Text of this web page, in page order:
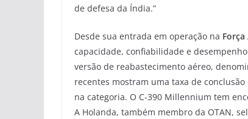
de defesa da Índia.”
Desde sua entrada em operação na Força
capacidade, confiabilidade e
versão de reabastecimento aéreo,
recentes mostram uma taxa de
na categoria. O C-390 Millennium tem
A Holanda, também membro da OTAN,